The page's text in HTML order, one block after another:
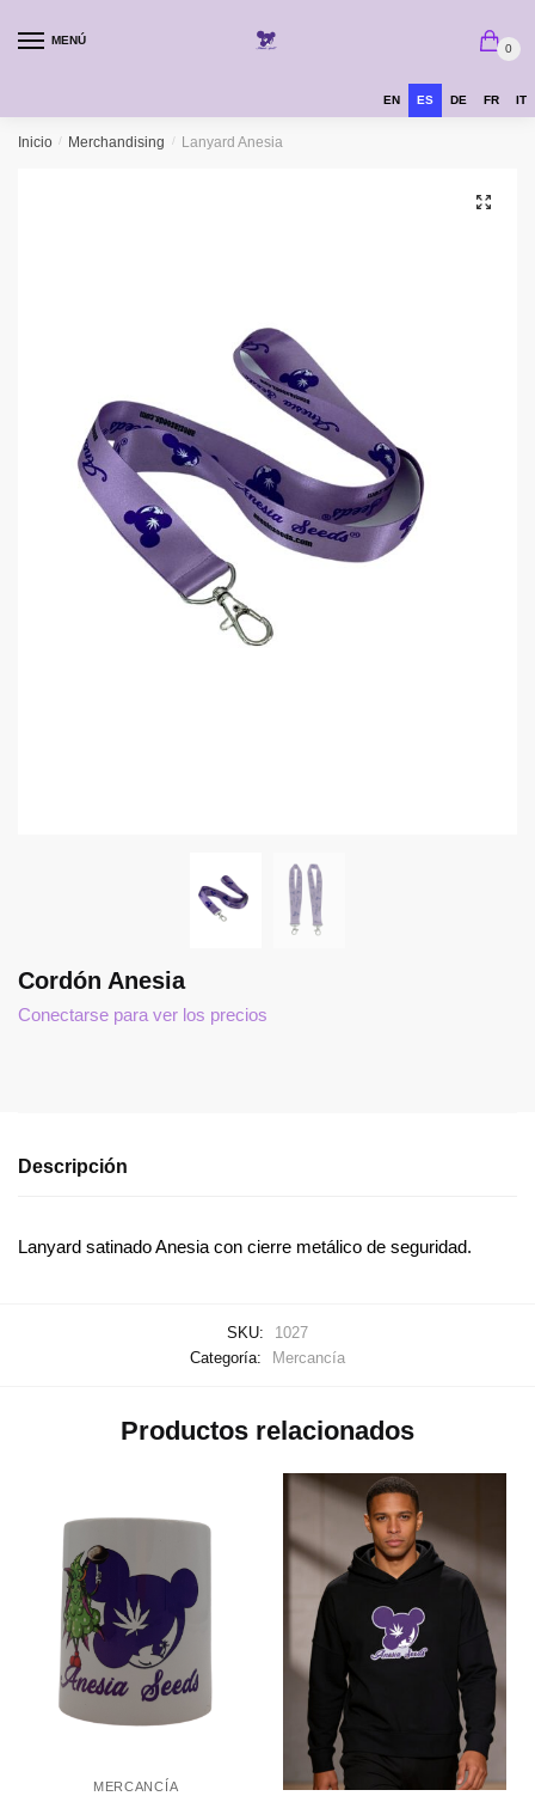
MENÚ
0
EN ES DE FR IT
Inicio / Merchandising / Lanyard Anesia
Cordón Anesia
Conectarse para ver los precios
Descripción
Lanyard satinado Anesia con cierre metálico de seguridad.
SKU:
1027
Categoría:
Mercancía
Productos relacionados
MERCANCÍA